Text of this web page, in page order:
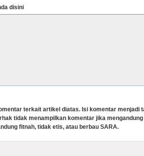
disini
terkait artikel diatas. Isi komentar menjadi
tidak menampilkan komentar jika
fitnah, tidak etis, atau berbau SARA.